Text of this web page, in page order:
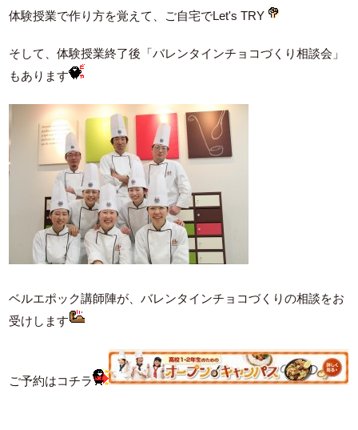
体験授業で作り方を覚えて、ご自宅でLet's TRY
そして、体験授業終了後「バレンタインチョコづくり相談会」
もあります
ベルエポック講師陣が、バレンタインチョコづくりの相談をお
受けします
ご予約はコチラ